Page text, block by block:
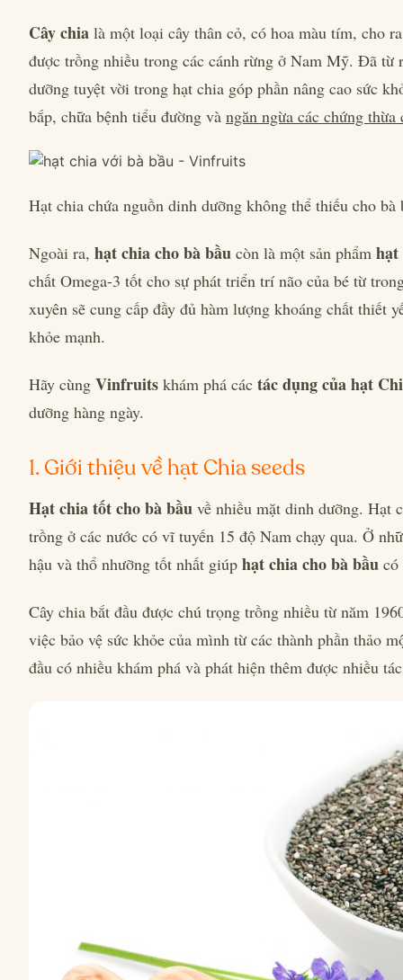
Cây chia là một loại cây thân cỏ, có hoa màu tím, cho
được trồng nhiều trong các cánh rừng ở Nam Mỹ. Đã
dưỡng tuyệt vời trong hạt chia góp phần nâng cao sức
bắp, chữa bệnh tiểu đường và ngăn ngừa các chứng thừa
Hạt chia chứa nguồn dinh dưỡng không thể thiếu cho bà
Ngoài ra, hạt chia cho bà bầu còn là một sản phẩm hạt
chất Omega-3 tốt cho sự phát triển trí não của bé từ
xuyên sẽ cung cấp đầy đủ hàm lượng khoáng chất thiết
khỏe mạnh.
Hãy cùng Vinfruits khám phá các tác dụng của hạt
dưỡng hàng ngày.
1. Giới thiệu về hạt Chia seeds
Hạt chia tốt cho bà bầu về nhiều mặt dinh dưỡng. Hạt
trồng ở các nước có vĩ tuyến 15 độ Nam chạy qua. Ở
hậu và thổ nhưỡng tốt nhất giúp hạt chia cho bà bầu có
Cây chia bắt đầu được chú trọng trồng nhiều từ năm
việc bảo vệ sức khỏe của mình từ các thành phần thảo
đầu có nhiều khám phá và phát hiện thêm được nhiều